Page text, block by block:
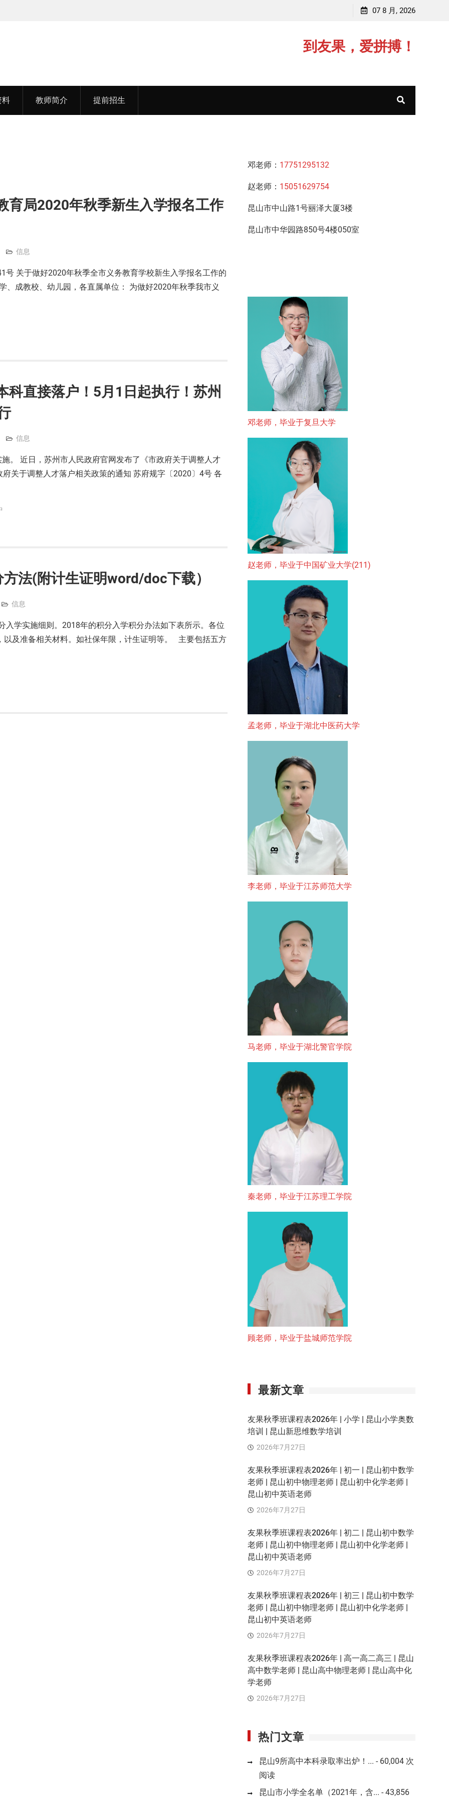
07 8 月, 2026
到友果，爱拼搏！
料 教师简介 提前招生
育局2020年秋季新生入学报名工作
信息
号 关于做好2020年秋季全市义务教育学校新生入学报名工作的
成教校、幼儿园，各直属单位： 为做好2020年秋季我市义
科直接落户！5月1日起执行！苏州
信息
。 近日，苏州市人民政府官网发布了《市政府关于调整人才
关于调整人才落户相关政策的通知 苏府规字〔2020〕4号 各
法(附计生证明word/doc下载）
信息
入学实施细则。2018年的积分入学积分办法如下表所示。各位
以及准备相关材料。如社保年限，计生证明等。 主要包括五方
邓老师： 17751295132
赵老师： 15051629754
昆山市中山路1号丽泽大厦3楼
昆山市中华园路850号4楼050室
邓老师，毕业于复旦大学
赵老师，毕业于中国矿业大学(211)
孟老师，毕业于湖北中医药大学
李老师，毕业于江苏师范大学
马老师，毕业于湖北警官学院
秦老师，毕业于江苏理工学院
顾老师，毕业于盐城师范学院
最新文章
友果秋季班课程表2026年 | 小学 | 昆山小学奥数
培训 | 昆山新思维数学培训
2026年7月27日
友果秋季班课程表2026年 | 初一 | 昆山初中数学
老师 | 昆山初中物理老师 | 昆山初中化学老师 |
昆山初中英语老师
2026年7月27日
友果秋季班课程表2026年 | 初二 | 昆山初中数学
老师 | 昆山初中物理老师 | 昆山初中化学老师 |
昆山初中英语老师
2026年7月27日
友果秋季班课程表2026年 | 初三 | 昆山初中数学
老师 | 昆山初中物理老师 | 昆山初中化学老师 |
昆山初中英语老师
2026年7月27日
友果秋季班课程表2026年 | 高一高二高三 | 昆山
高中数学老师 | 昆山高中物理老师 | 昆山高中化
学老师
2026年7月27日
热门文章
昆山9所高中本科录取率出炉！... - 60,004 次
阅读
昆山市小学全名单（2021年，含... - 43,856